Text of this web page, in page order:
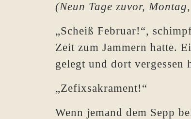
(Neun Tage zuvor,
„Scheiß Februar!“,
Zeit zum Jammern hatte.
gelegt und dort vergessen
„Zefixsakrament!“
Wenn jemand dem Sepp